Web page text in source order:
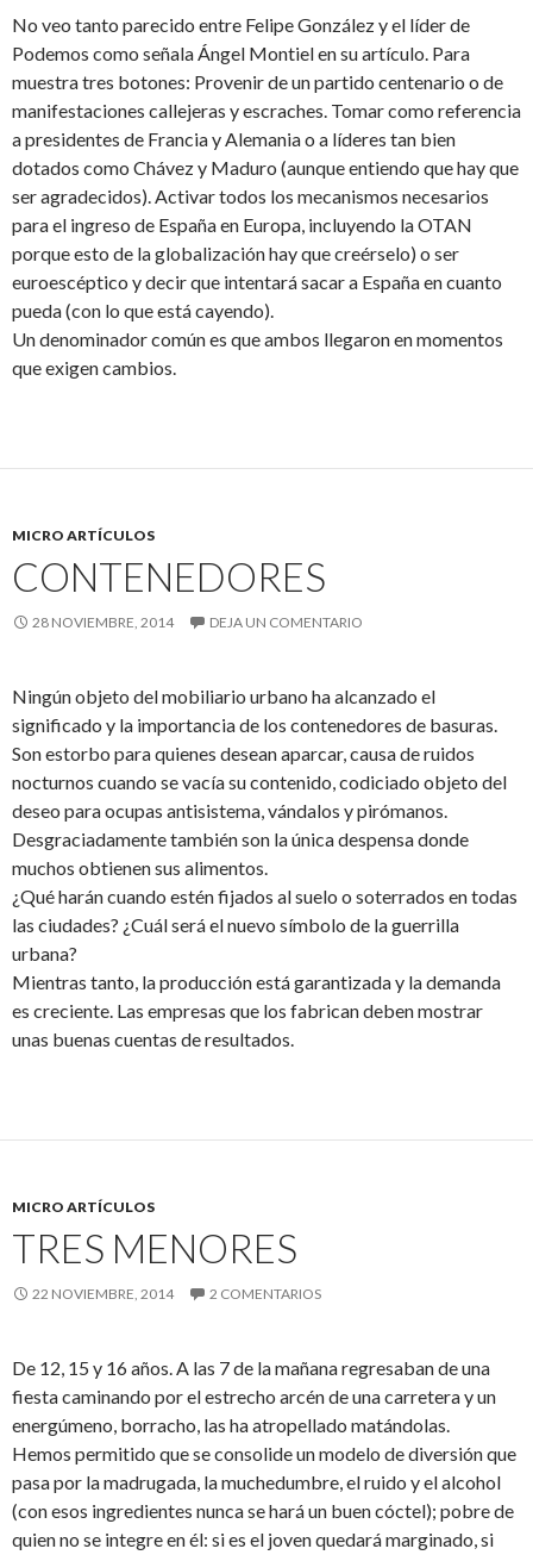
No veo tanto parecido entre Felipe González y el líder de
Podemos como señala Ángel Montiel en su artículo. Para
muestra tres botones: Provenir de un partido centenario o de
manifestaciones callejeras y escraches. Tomar como referencia
a presidentes de Francia y Alemania o a líderes tan bien
dotados como Chávez y Maduro (aunque entiendo que hay que
ser agradecidos). Activar todos los mecanismos necesarios
para el ingreso de España en Europa, incluyendo la OTAN
porque esto de la globalización hay que creérselo) o ser
euroescéptico y decir que intentará sacar a España en cuanto
pueda (con lo que está cayendo).
Un denominador común es que ambos llegaron en momentos
que exigen cambios.
MICRO ARTÍCULOS
CONTENEDORES
28 NOVIEMBRE, 2014 DEJA UN COMENTARIO
Ningún objeto del mobiliario urbano ha alcanzado el
significado y la importancia de los contenedores de basuras.
Son estorbo para quienes desean aparcar, causa de ruidos
nocturnos cuando se vacía su contenido, codiciado objeto del
deseo para ocupas antisistema, vándalos y pirómanos.
Desgraciadamente también son la única despensa donde
muchos obtienen sus alimentos.
¿Qué harán cuando estén fijados al suelo o soterrados en todas
las ciudades? ¿Cuál será el nuevo símbolo de la guerrilla
urbana?
Mientras tanto, la producción está garantizada y la demanda
es creciente. Las empresas que los fabrican deben mostrar
unas buenas cuentas de resultados.
MICRO ARTÍCULOS
TRES MENORES
22 NOVIEMBRE, 2014 2 COMENTARIOS
De 12, 15 y 16 años. A las 7 de la mañana regresaban de una
fiesta caminando por el estrecho arcén de una carretera y un
energúmeno, borracho, las ha atropellado matándolas.
Hemos permitido que se consolide un modelo de diversión que
pasa por la madrugada, la muchedumbre, el ruido y el alcohol
(con esos ingredientes nunca se hará un buen cóctel); pobre de
quien no se integre en él: si es el joven quedará marginado, si